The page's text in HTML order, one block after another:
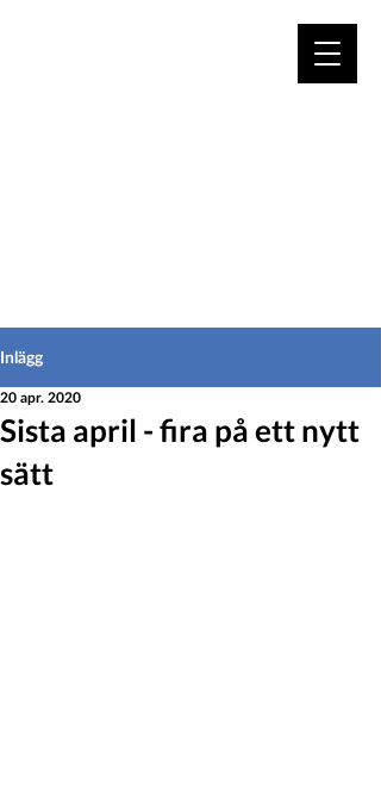
Inlägg
Sista april - fira på ett nytt
sätt
20 apr. 2020